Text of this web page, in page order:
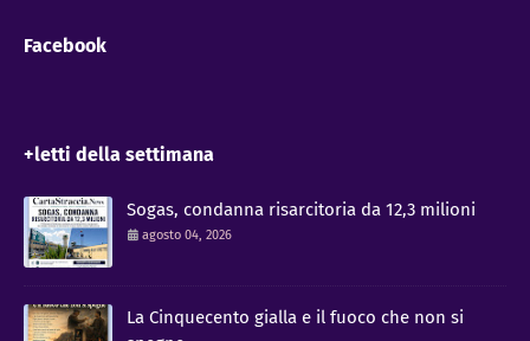
Facebook
+letti della settimana
Sogas, condanna risarcitoria da 12,3 milioni
agosto 04, 2026
La Cinquecento gialla e il fuoco che non si